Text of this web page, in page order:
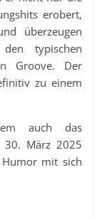
erobert,
überzeugen
typischen
Groove. Der
zu einem
auch das
30. März 2025
mit sich